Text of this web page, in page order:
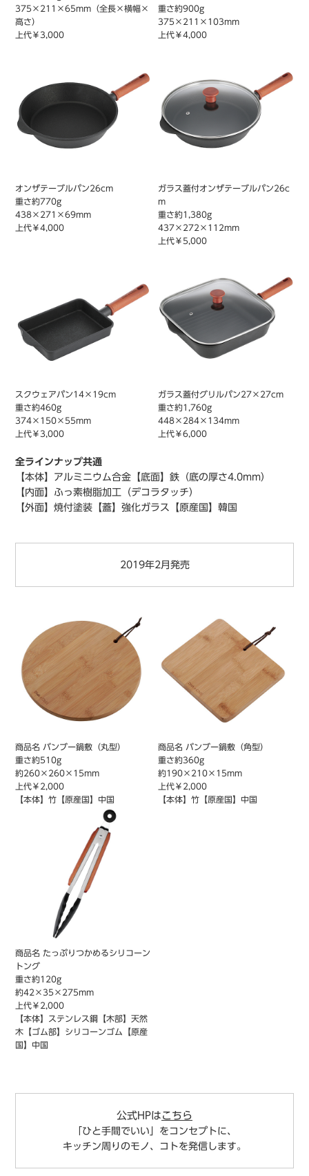
375×211×65mm（全長×横幅×
高さ）
上代￥3,000
重さ約900g
375×211×103mm
上代￥4,000
オンザテーブルパン26cm
重さ約770g
438×271×69mm
上代￥4,000
ガラス蓋付オンザテーブルパン26c
m
重さ約1,380g
437×272×112mm
上代￥5,000
スクウェアパン14×19cm
重さ約460g
374×150×55mm
上代￥3,000
ガラス蓋付グリルパン27×27cm
重さ約1,760g
448×284×134mm
上代￥6,000
全ラインナップ共通
【本体】アルミニウム合金 【底面】鉄（底の厚さ4.0mm）
【内面】ふっ素樹脂加工（デコラタッチ）
【外面】焼付塗装 【蓋】強化ガラス 【原産国】韓国
2019年2月発売
商品名 バンブー鍋敷（丸型）
重さ約510g
約260×260×15mm
上代￥2,000
【本体】竹【原産国】中国
商品名 バンブー鍋敷（角型）
重さ約360g
約190×210×15mm
上代￥2,000
【本体】竹【原産国】中国
商品名 たっぷりつかめるシリコーン
トング
重さ約120g
約42×35×275mm
上代￥2,000
【本体】ステンレス鋼【木部】天然
木【ゴム部】シリコーンゴム【原産
国】中国
公式HPは こちら
「ひと手間でいい」をコンセプトに、
キッチン周りのモノ、コトを発信します。